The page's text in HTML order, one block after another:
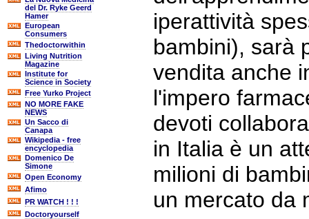
del Dr. Ryke Geerd
Hamer
European
Consumers
Thedoctorwithin
Living Nutrition
Magazine
Institute for
Science in Society
Free Yurko Project
NO MORE FAKE
NEWS
Un Sacco di
Canapa
Wikipedia - free
encyclopedia
Domenico De
Simone
Open Economy
Afimo
PR WATCH ! ! !
Doctoryourself
iperattività
bambini), sarà
vendita anche
l'impero
devoti
in Italia è un
milioni di
un mercato da